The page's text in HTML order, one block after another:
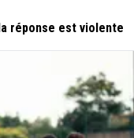
réponse est violente